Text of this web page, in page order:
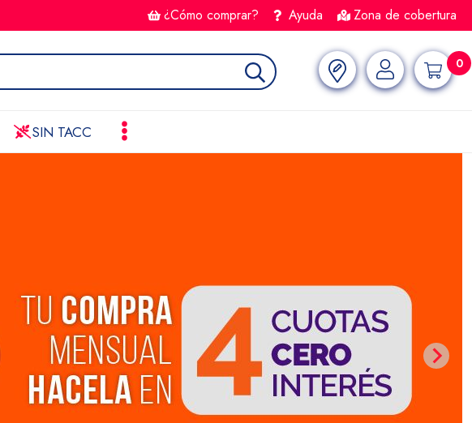
¿Cómo comprar? Ayuda Zona de cobertura
0
SIN TACC